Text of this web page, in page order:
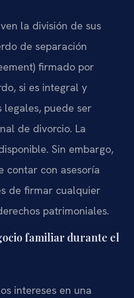
la división de sus
de separación
firmado por
si es integral y
legales, puede ser
de divorcio. La
Sin embargo,
contar con asesoría
de firmar cualquier
patrimoniales.
familiar durante el
intereses en una